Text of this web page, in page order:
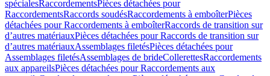
spécialesRaccordementsPièces détachées pour
RaccordementsRaccords soudésRaccordements à emboîterPièces
détachées pour Raccordements à emboîterRaccords de transition sur
d’autres matériauxPièces détachées pour Raccords de transition sur
d’autres matériauxAssemblages filetésPièces détachées pour
Assemblages filetésAssemblages de brideCollerettesRaccordements
aux appareilsPièces détachées pour Raccordements aux